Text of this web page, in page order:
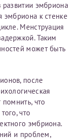
эмбриона
эмбриона к стенке
Менструация
Таким
может быть
после
что
что
эмбриона.
и проблем,
услугах